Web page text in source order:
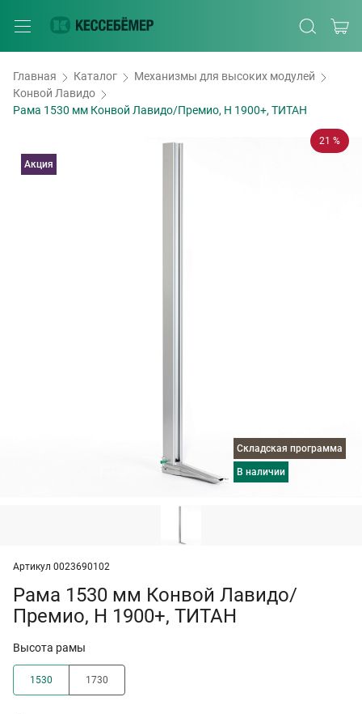
Главная Каталог
Механизмы для высоких модулей
Конвой Лавидо
Рама 1530 мм Конвой Лавидо/Премио, H 1900+, ТИТАН
21 %
Складская программа
в наличии
Акция
Артикул 0023690102
Рама 1530 мм Конвой Лавидо/
Премио, H 1900+, ТИТАН
Высота рамы
1530 1730